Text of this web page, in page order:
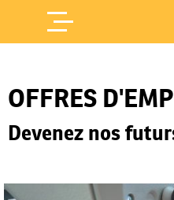
OFFRES
Devenez nos